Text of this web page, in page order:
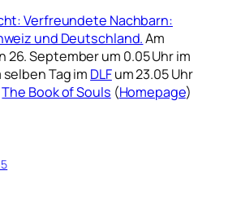
Verfreundete Nachbarn:
und Deutschland.Am
26. September um 0.05 Uhr im
selben Tag im DLFum 23.05 Uhr
The Book of Souls (Homepage)